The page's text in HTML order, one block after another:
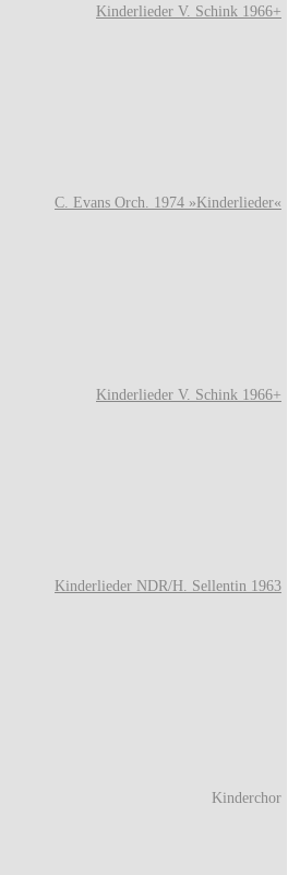
Kinderlieder V. Schink 1966+
C. Evans Orch. 1974 »Kinderlieder«
Kinderlieder V. Schink 1966+
Kinderlieder NDR/H. Sellentin 1963
Kinderchor